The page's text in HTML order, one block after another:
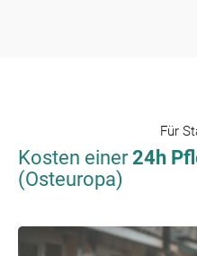
Für
Kosten einer24h
(Osteuropa)